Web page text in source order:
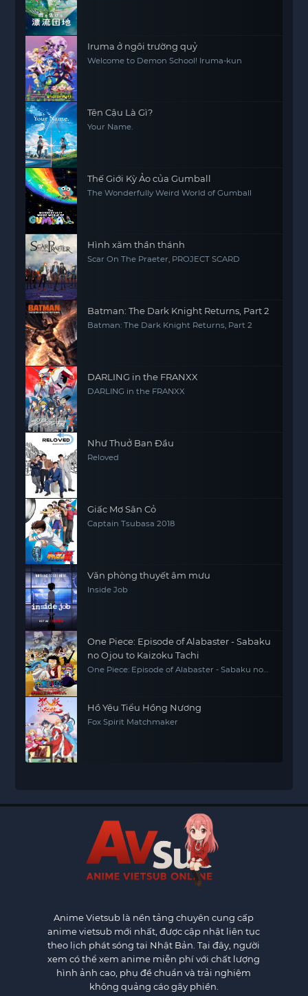
Iruma ở ngôi trường quỷ
Welcome to Demon School! Iruma-kun
Tên Cậu Là Gì?
Your Name.
Thế Giới Kỳ Ảo của Gumball
The Wonderfully Weird World of Gumball
Hình xăm thần thánh
Scar On The Praeter, PROJECT SCARD
Batman: The Dark Knight Returns, Part 2
Batman: The Dark Knight Returns, Part 2
DARLING in the FRANXX
DARLING in the FRANXX
Như Thuở Ban Đầu
Reloved
Giấc Mơ Sân Cỏ
Captain Tsubasa 2018
Văn phòng thuyết âm mưu
Inside Job
One Piece: Episode of Alabaster - Sabaku
no Ojou to Kaizoku Tachi
One Piece: Episode of Alabaster - Sabaku no
Hồ Yêu Tiểu Hồng Nương
Fox Spirit Matchmaker
Anime Vietsub là nền tảng chuyên cung cấp
anime vietsub mới nhất, được cập nhật liên tục
theo lịch phát sóng tại Nhật Bản. Tại đây, người
xem có thể xem anime miễn phí với chất lượng
hình ảnh cao, phụ đề chuẩn và trải nghiệm
không quảng cáo gây phiền.